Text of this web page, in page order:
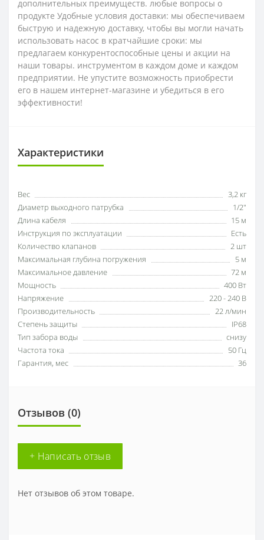
дополнительных преимуществ. любые вопросы о
продукте Удобные условия доставки: мы обеспечиваем
быструю и надежную доставку, чтобы вы могли начать
использовать насос в кратчайшие сроки: мы
предлагаем конкурентоспособные цены и акции на
наши товары. инструментом в каждом доме и каждом
предприятии. Не упустите возможность приобрести
его в нашем интернет-магазине и убедиться в его
эффективности!
Характеристики
Вес
3,2 кг
Диаметр выходного патрубка
1/2"
Длина кабеля
15 м
Инструкция по эксплуатации
Есть
Количество клапанов
2 шт
Максимальная глубина погружения
5 м
Максимальное давление
72 м
Мощность
400 Вт
Напряжение
220 - 240 В
Производительность
22 л/мин
Степень защиты
IP68
Тип забора воды
снизу
Частота тока
50 Гц
Гарантия, мес
36
Отзывов (0)
+ Написать отзыв
Нет отзывов об этом товаре.